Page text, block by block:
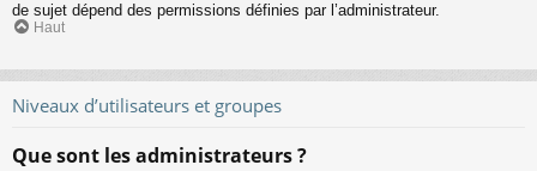
de sujet dépend des permissions définies par l’administrateur.
Haut
Niveaux d’utilisateurs et groupes
Que sont les administrateurs ?